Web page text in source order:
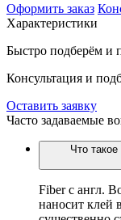
Оформить заказ
Характеристики
Быстро подберём и
Консультация и
Оставить заявку
Часто задаваемые
Что
Fiber c англ.
наносит клей